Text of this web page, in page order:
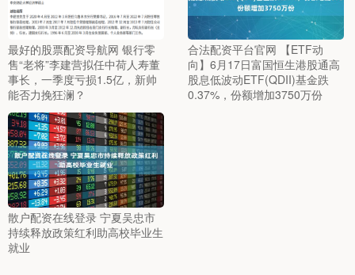
最好的股票配资导航网 银行零
售“老将”李建营拟任中荷人寿董
事长，一季度亏损1.5亿，新帅
能否力挽狂澜？
合法配资平台官网 【ETF动
向】6月17日富国恒生港股通高
股息低波动ETF(QDII)基金跌
0.37%，份额增加3750万份
散户配资在线登录 宁夏吴忠市
持续释放政策红利助高校毕业生
就业